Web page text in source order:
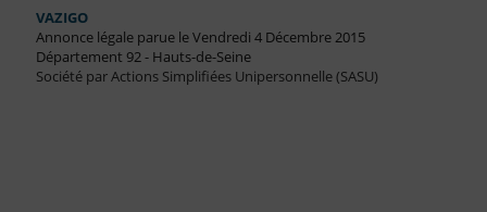
VAZIGO
Annonce légale parue le Vendredi 4 Décembre 2015
Département 92 - Hauts-de-Seine
Société par Actions Simplifiées Unipersonnelle (SASU)